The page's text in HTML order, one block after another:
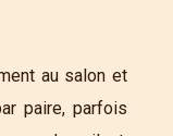
au salon et
paire, parfois